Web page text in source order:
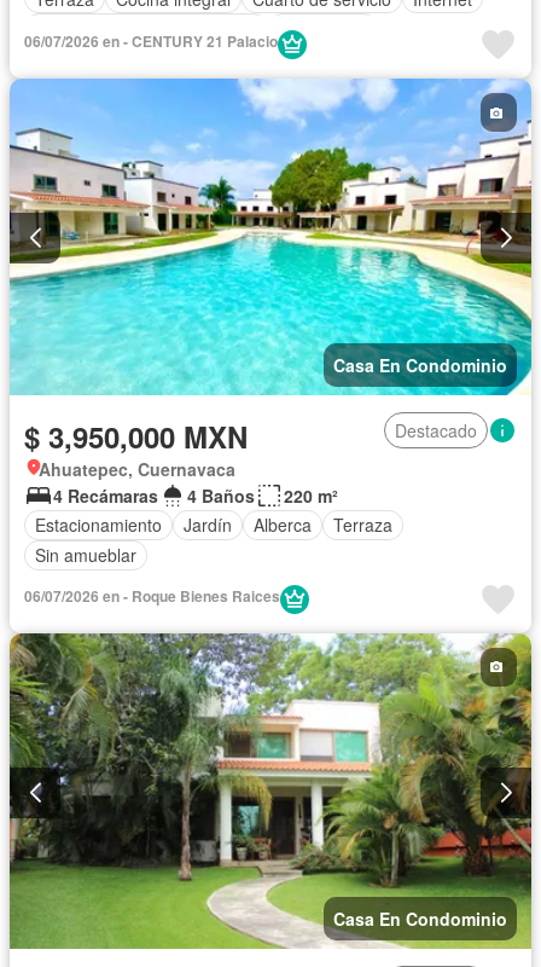
Electricidad
Sin amueblar
06/07/2026 en - CENTURY 21 Palacio
Casa En Condominio
$ 3,950,000 MXN
Destacado
Ahuatepec, Cuernavaca
4 Recámaras
4 Baños
220 m²
Estacionamiento
Jardín Alberca
Terraza
Sin amueblar
06/07/2026 en - Roque Bienes Raices
Casa En Condominio